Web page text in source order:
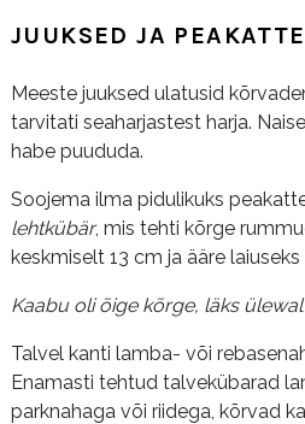
JUUKSED JA
Meeste juuksed ulatusid
tarvitati seaharjastest harja.
habe puududa.
Soojema ilma pidulikuks
lehtkübär, mis tehti kõrge
keskmiselt 13 cm ja ääre
Kaabu oli õige kõrge, läks
Talvel kanti lamba- või
Enamasti tehtud talvekübarad
parknahaga või riidega, kõrvad